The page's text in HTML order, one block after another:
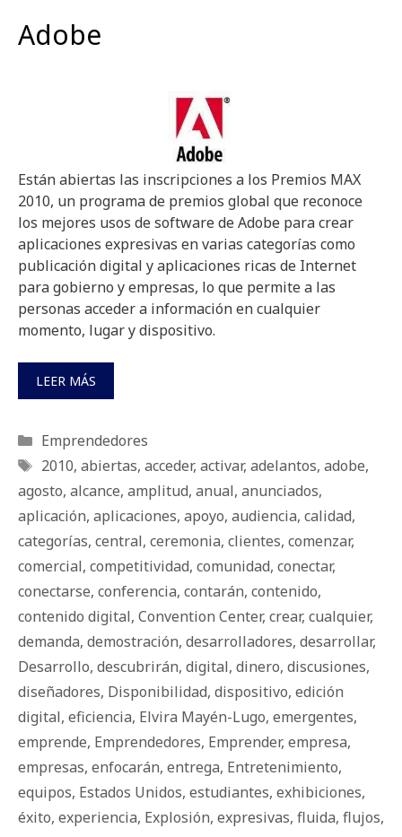
Adobe
Están abiertas las inscripciones a los Premios MAX
2010, un programa de premios global que reconoce
los mejores usos de software de Adobe para crear
aplicaciones expresivas en varias categorías como
publicación digital y aplicaciones ricas de Internet
para gobierno y empresas, lo que permite a las
personas acceder a información en cualquier
momento, lugar y dispositivo.
LEER MÁS
Categorías
Emprendedores
Etiquetas
2010, abiertas, acceder, activar, adelantos, adobe,
agosto, alcance, amplitud, anual, anunciados,
aplicación, aplicaciones, apoyo, audiencia, calidad,
categorías, central, ceremonia, clientes, comenzar,
comercial, competitividad, comunidad, conectar,
conectarse, conferencia, contarán, contenido,
contenido digital, Convention Center, crear, cualquier,
demanda, demostración, desarrolladores, desarrollar,
Desarrollo, descubrirán, digital, dinero, discusiones,
diseñadores, Disponibilidad, dispositivo, edición
digital, eficiencia, Elvira Mayén-Lugo, emergentes,
emprende, Emprendedores, Emprender, empresa,
empresas, enfocarán, entrega, Entretenimiento,
equipos, Estados Unidos, estudiantes, exhibiciones,
éxito, experiencia, Explosión, expresivas, fluida, flujos,